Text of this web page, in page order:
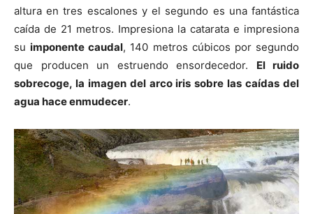
altura en tres escalones y el segundo es una fantástica
caída de 21 metros. Impresiona la catarata e impresiona
suimponente caudal, 140 metros cúbicos por segundo
que producen un estruendo ensordecedor. El ruido
sobrecoge, la imagen del arco iris sobre las caídas del
agua hace enmudecer.